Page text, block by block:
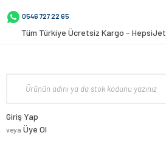
0546 727 22 65
Tüm Türkiye Ücretsiz Kargo - HepsiJet
Giriş Yap
veya Üye Ol